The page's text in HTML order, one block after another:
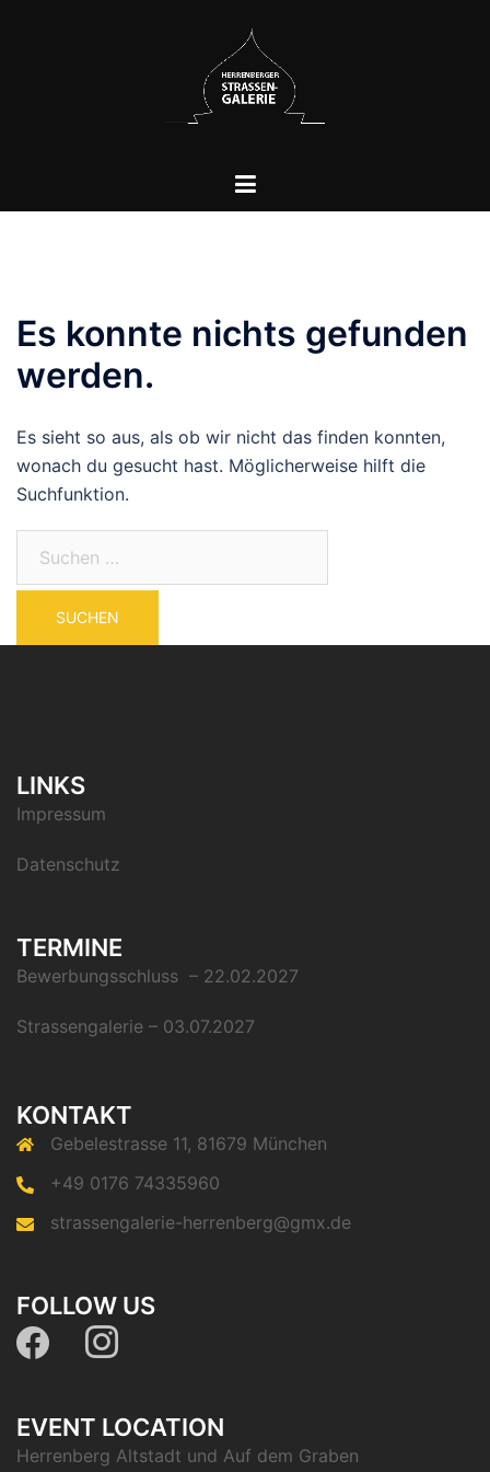
Es konnte nichts gefunden
werden.
Es sieht so aus, als ob wir nicht das finden konnten,
wonach du gesucht hast. Möglicherweise hilft die
Suchfunktion.
LINKS
Impressum
Datenschutz
TERMINE
Bewerbungsschluss – 22.02.2027
Strassengalerie – 03.07.2027
KONTAKT
Gebelestrasse 11, 81679 München
+49 0176 74335960
strassengalerie-herrenberg@gmx.de
FOLLOW US
EVENT LOCATION
Herrenberg Altstadt und Auf dem Graben